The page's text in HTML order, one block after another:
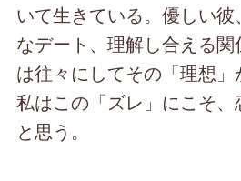
いて生きている。優しい
なデート、理解し合える
は往々にしてその「理想」
私はこの「ズレ」にこそ
と思う。